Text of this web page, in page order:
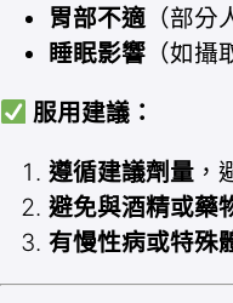
胃部不適 （部分
睡眠影響 （如攝
服用建議：
遵循建議劑量 ，
避免與酒精或藥
有慢性病或特殊